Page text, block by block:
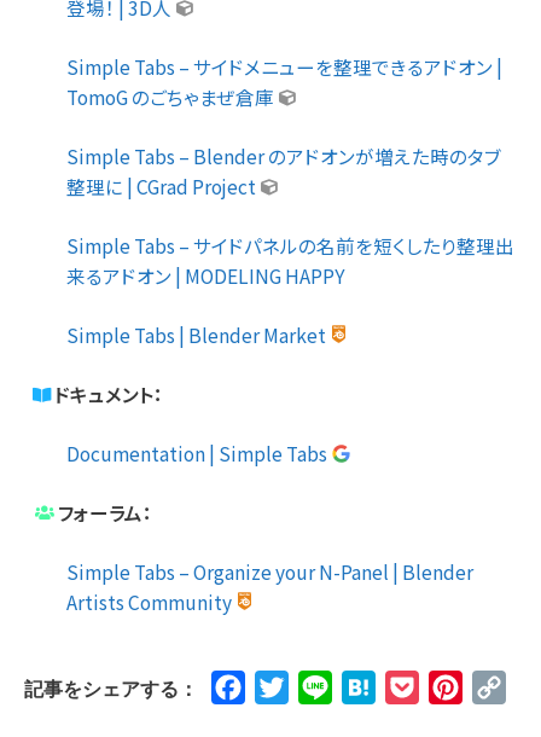
登場！ | 3D人
Simple Tabs – サイドメニューを整理できるアドオン |
TomoG のごちゃまぜ倉庫
Simple Tabs – Blender のアドオンが増えた時のタブ
整理に | CGrad Project
Simple Tabs – サイドパネルの名前を短くしたり整理出
来るアドオン | MODELING HAPPY
Simple Tabs | Blender Market
ドキュメント：
Documentation | Simple Tabs
フォーラム：
Simple Tabs – Organize your N-Panel | Blender
Artists Community
記事をシェアする： FacebookTwitterLine HatenaPocket